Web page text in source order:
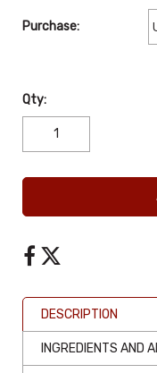
Purchase:
Qty:
DESCRIPTION
INGREDIENTS AND